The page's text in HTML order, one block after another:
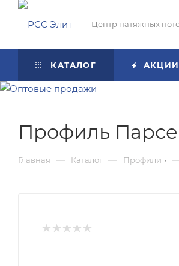
Центр натяжных
КАТАЛОГ АКЦИИ
Профиль
Главная — Каталог — Профили